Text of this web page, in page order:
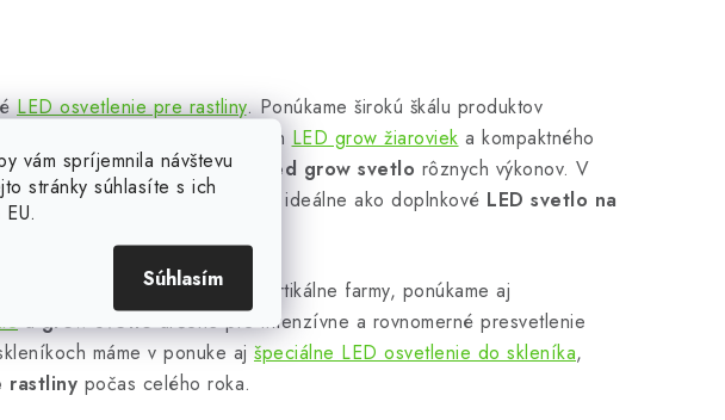
vám spríjemnila návštevu
stránky súhlasíte s ich
Súhlasím
LED osvetlenie pre rastliny. Ponúkame širokú škálu produktov
– od základných LED grow žiaroviek a kompaktného
LED grow panely, reflektory a led grow svetlo rôznych výkonov. V
na pestovanie rastlín, ktoré sú ideálne ako doplnkové LED svetlo na
alebo hľadáte riešenia pre vertikálne farmy, ponúkame aj
agrow svetlourčené pre intenzívne a rovnomerné presvetlenie
máme v ponuke aj špeciálne LED osvetlenie do skleníka,
rastliny počas celého roka.